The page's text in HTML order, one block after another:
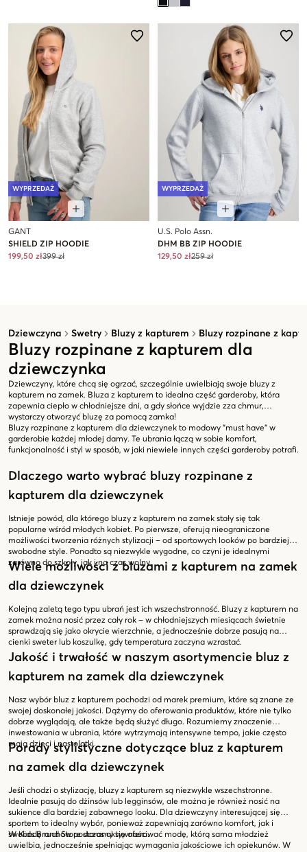
Dziewczyna Swetry Bluzy z kapturem Bluzy rozpinane z
Bluzy rozpinane z kapturem dla
dziewczynka
Dziewczyny, które chcą się ogrzać, szczególnie uwielbiają swoje bluzy z
kapturem na zamek. Bluza z kapturem to idealna część garderoby, która
zapewnia ciepło w chłodniejsze dni, a gdy słońce wyjdzie zza chmur,
wystarczy otworzyć bluzę za pomocą zamka!
Bluzy rozpinane z kapturem dla dziewczynek to modowy "must have" w
garderobie każdej młodej damy. Te ubrania łączą w sobie komfort,
funkcjonalność i styl w sposób, w jaki niewiele innych części garderoby potrafi.
Dlaczego warto wybrać bluzy rozpinane z
kapturem dla dziewczynek
Istnieje powód, dla którego bluzy z kapturem na zamek stały się tak
popularne wśród młodych kobiet. Po pierwsze, oferują nieograniczone
możliwości tworzenia różnych stylizacji – od sportowych looków po bardziej
swobodne style. Ponadto są niezwykle wygodne, co czyni je idealnymi
zarówno do szkoły, jak i na czas wolny.
Wiele możliwości z bluzami z kapturem na zamek
dla dziewczynek
Kolejną zaletą tego typu ubrań jest ich wszechstronność. Bluzy z kapturem na
zamek można nosić przez cały rok – w chłodniejszych miesiącach świetnie
sprawdzają się jako okrycie wierzchnie, a jednocześnie dobrze pasują na
cienki sweter lub koszulkę, gdy temperatura zaczyna wzrastać.
Jakość i trwałość w naszym asortymencie bluz z
kapturem na zamek dla dziewczynek
Nasz wybór bluz z kapturem pochodzi od marek premium, które są znane ze
swojej doskonałej jakości. Dążymy do oferowania produktów, które nie tylko
dobrze wyglądają, ale także będą służyć długo. Rozumiemy znaczenie
inwestowania w ubrania, które wytrzymają intensywne tempo, jakie często
mają dzieci i nastolatki.
Porady stylistyczne dotyczące bluz z kapturem
na zamek dla dziewczynek
Jeśli chodzi o stylizację, bluzy z kapturem są niezwykle wszechstronne.
Idealnie pasują do dżinsów lub legginsów, ale można je również nosić na
sukience dla bardziej zabawnego looku. Dla dziewczyny interesującej się
sportem to idealny wybór, ponieważ zapewniają zarówno komfort, jak i
swobodę ruchów podczas aktywności.
W Kids Brand Store staramy się oferować modę, którą sama młodzież
uwielbia, jednocześnie spełniając wymagania jakościowe ich opiekunów. W
WYPRZEDAŻ
GANT
SHIELD ZIP HOODIE
199,50 zł399 zł
WYPRZEDAŻ
U.S. Polo Assn.
DHM BB ZIP HOODIE
129,50 zł259 zł